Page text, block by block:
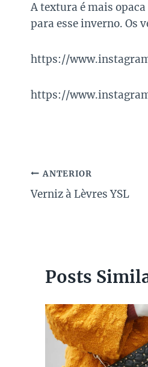
A textura é mais
para esse inverno. Os
https://
https://
Navegação
de
ANTERIOR
Verniz à Lèvres YSL
Posts